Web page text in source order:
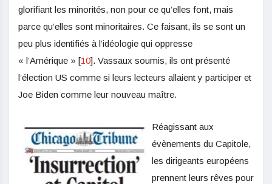
glorifiant les minorités, non pour ce qu’elles font, mais
parce qu’elles sont minoritaires. Ce faisant, ils se sont un
peu plus identifiés à l’idéologie qui oppresse
« l’Amérique » [10]. Vassaux soumis, ils ont présenté
l’élection US comme si leurs lecteurs allaient y participer et
Joe Biden comme leur nouveau maître.
Réagissant aux
évènements du Capitole,
les dirigeants européens
prennent leurs rêves pour